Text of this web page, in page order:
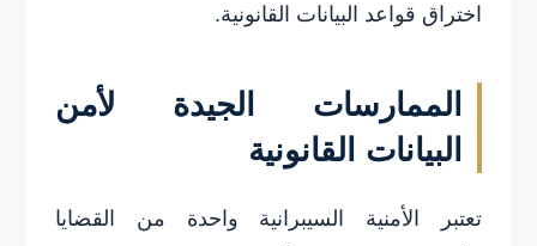
اختراق قواعد البيانات القانونية.
الممارسات الجيدة لأمن
البيانات القانونية
تعتبر الأمنية السيبرانية واحدة من القضايا